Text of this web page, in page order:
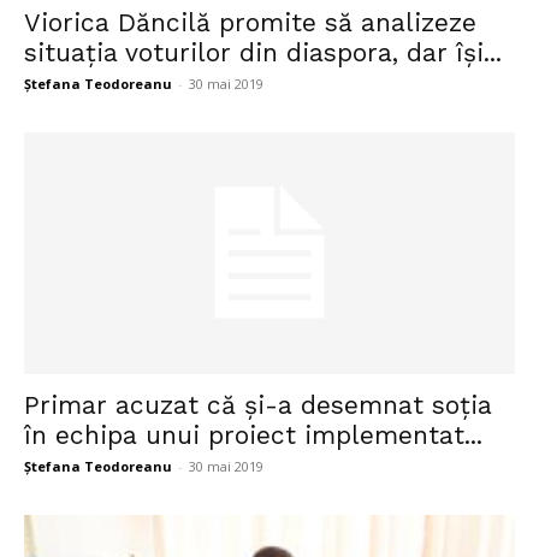
Viorica Dăncilă promite să analizeze
situația voturilor din diaspora, dar își...
Ștefana Teodoreanu - 30 mai 2019
Primar acuzat că și-a desemnat soția
în echipa unui proiect implementat...
Ștefana Teodoreanu - 30 mai 2019